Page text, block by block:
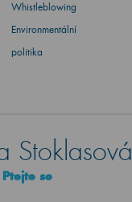
Whistleblowing
Environmentální
politika
Stoklasová
se